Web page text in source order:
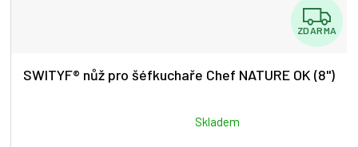
Z
D
A
ZDARMA
SWITYF® nůž pro šéfkuchaře Chef NATURE OK (8")
Skladem